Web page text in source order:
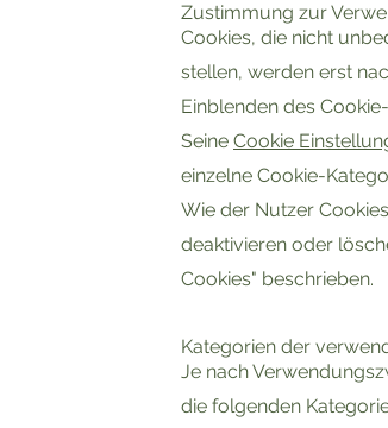
Zustimmung zur
Cookies, die nicht
stellen, werden erst
Einblenden des
Seine Cookie
einzelne Cookie-
Wie der Nutzer
deaktivieren oder
Cookies" beschrieben.
Kategorien der
Je nach
die folgenden